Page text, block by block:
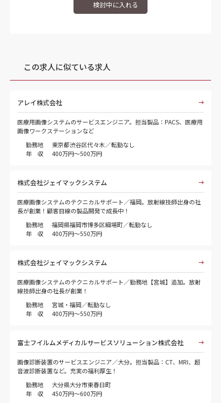
この求人に似ている求人
アレイ株式会社
医療用画像システムのサービスエンジニア。担当製品：PACS、医療用
画像ワークステーションなど
勤務地
東京都渋谷区代々木／転勤なし
年 収
400万円～500万円
株式会社ジェイマックシステム
医療画像システムのテクニカルサポート／福岡。放射線技師出身の社
長が創業！顧客目線の製品開発で成長中！
勤務地
福岡県福岡市博多区綱場町／転勤なし
年 収
400万円～550万円
株式会社ジェイマックシステム
医療画像システムのテクニカルサポート／勤務地【宮城】追加。放射
線技師出身の社長が創業！
勤務地
宮城・福岡／転勤なし
年 収
400万円～550万円
富士フイルムメディカルサービスソリューション株式会社
画像診断装置のサービスエンジニア／大分。担当製品：CT、MRI、超
音波診断装置など。充実の福利厚生！
勤務地
大分県大分市東春日町
年 収
450万円～600万円